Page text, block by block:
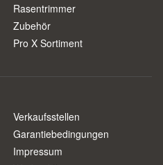
Rasentrimmer
Zubehör
Pro X Sortiment
Verkaufsstellen
Garantiebedingungen
Impressum